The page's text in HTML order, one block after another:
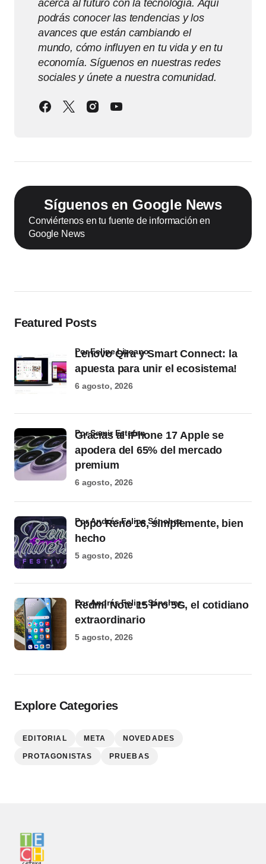
acerca al futuro con la tecnología. Aquí
podrás conocer las tendencias y los
avances que están cambiando el
mundo, cómo influyen en tu vida y en tu
economía. Síguenos en nuestras redes
sociales y únete a nuestra comunidad.
Síguenos en Google News
Conviértenos en tu fuente de información en
Google News
Featured Posts
Lenovo Qira y Smart Connect: la
apuesta para unir el ecosistema!
por Felipe Lizcano
6 agosto, 2026
Gracias al iPhone 17 Apple se
apodera del 65% del mercado
premium
por Samir Estefan
6 agosto, 2026
Oppo Reno 16, simplemente, bien
hecho
por Andrés Felipe Sánchez
5 agosto, 2026
Redmi Note 15 Pro 5G, el cotidiano
extraordinario
por Andrés Felipe Sánchez
5 agosto, 2026
Explore Categories
EDITORIAL META NOVEDADES
PROTAGONISTAS PRUEBAS